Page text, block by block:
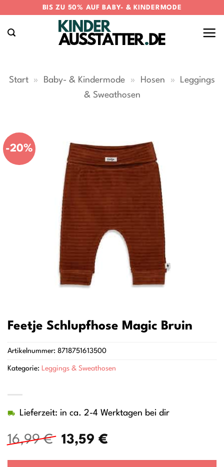
springen
BIS ZU 50% AUF BABY- & KINDERMODE
Start » Baby- & Kindermode » Hosen »
Leggings
& Sweathosen
-20%
Feetje Schlupfhose Magic Bruin
16,99€
Ursprünglicher
13,59 €Aktueller
Lieferzeit: in ca. 2-4 Werktagen bei dir
Artikelnummer: 8718751613500
Kategorie: Leggings & Sweathosen